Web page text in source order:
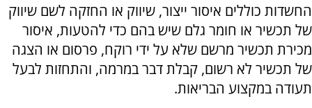
החשדות כוללים איסור ייצור, שיווק או החזקה לשם שיווק
של תכשיר או חומר גלם שיש בהם כדי להטעות, איסור
מכירת תכשיר מרשם שלא על ידי רוקח, פרסום או הצגה
של תכשיר לא רשום, קבלת דבר במרמה, והתחזות לבעל
תעודה במקצוע הבריאות.